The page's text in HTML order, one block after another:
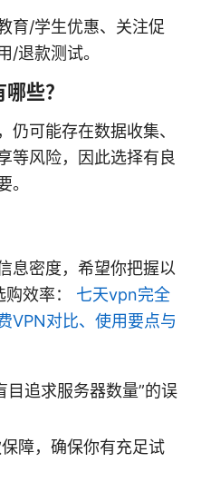
育/学生优惠、关注促
/退款测试。
些？
仍可能存在数据收集、
等风险，因此选择有良
。
息密度，希望你把握以
效率： 七天vpn完全
VPN对比、使用要点与
目追求服务器数量”的误
障，确保你有充足试